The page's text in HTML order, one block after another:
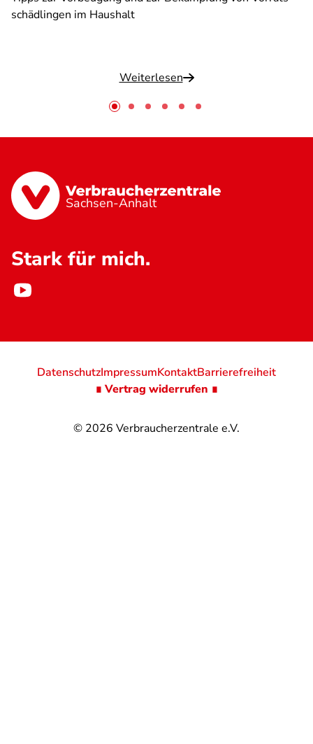
schädlingen im Haushalt
Weiterlesen
Sachsen-Anhalt
Stark für mich.
© 2026 Verbraucherzentrale e.V.
DatenschutzImpressumKontaktBarrierefreiheit
∎ Vertrag widerrufen ∎